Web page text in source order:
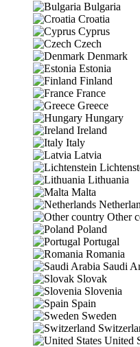
Bulgaria
Croatia
Cyprus
Czech
Denmark
Estonia
Finland
France
Greece
Hungary
Ireland
Italy
Latvia
Lithuania
Malta
Other
Poland
Portugal
Romania
Saudi
Slovak
Slovenia
Spain
Sweden
United